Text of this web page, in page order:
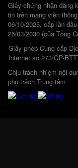
Giấy chứng nhận đăng
tin trên mạng viễn
06/10/2025, cấp lần
25/03/2030 (của Tổng
Giấy phép Cung cấp
Internet số 273/GP-
Chịu trách nhiệm nội
phụ trách Trung tâm